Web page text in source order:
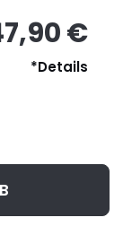
€
*Details